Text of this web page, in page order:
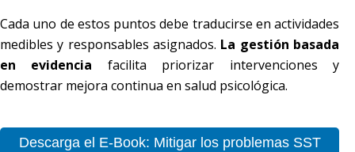
Cada uno de estos puntos debe traducirse en actividades
medibles y responsables asignados. La gestión basada
en evidencia facilita priorizar intervenciones y
demostrar mejora continua en salud psicológica.
Descarga el E-Book: Mitigar los problemas SST